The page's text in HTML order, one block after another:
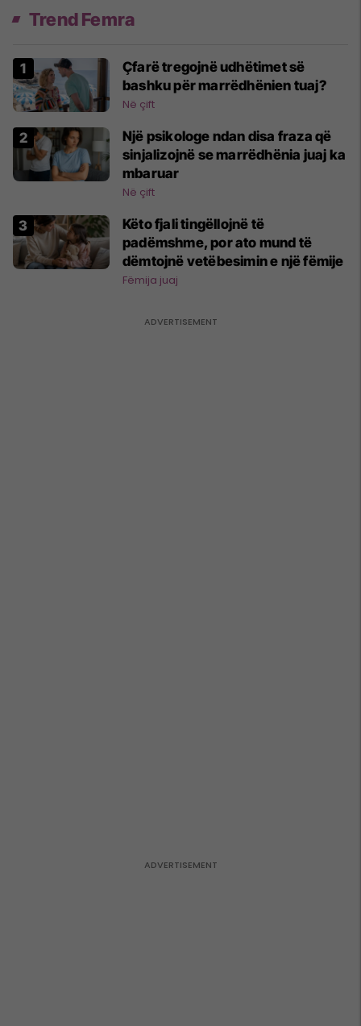
Trend Femra
Çfarë tregojnë udhëtimet së
bashku për marrëdhënien tuaj?
Në çift
Një psikologe ndan disa fraza që
sinjalizojnë se marrëdhënia juaj ka
mbaruar
Në çift
Këto fjali tingëllojnë të
padëmshme, por ato mund të
dëmtojnë vetëbesimin e një fëmije
Fëmija juaj